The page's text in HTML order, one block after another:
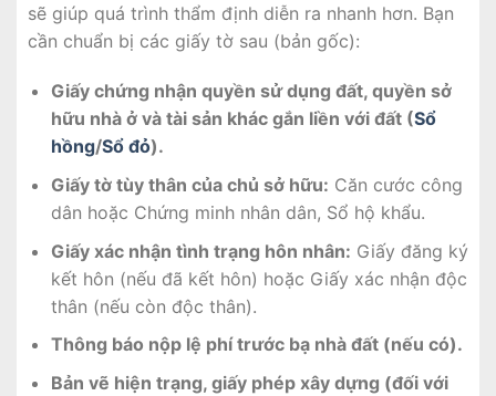
sẽ giúp quá trình thẩm định diễn ra nhanh hơn. Bạn
cần chuẩn bị các giấy tờ sau (bản gốc):
Giấy chứng nhận quyền sử dụng đất, quyền sở
hữu nhà ở và tài sản khác gắn liền với đất (Sổ
hồng/Sổ đỏ).
Giấy tờ tùy thân của chủ sở hữu: Căn cước công
dân hoặc Chứng minh nhân dân, Sổ hộ khẩu.
Giấy xác nhận tình trạng hôn nhân: Giấy đăng ký
kết hôn (nếu đã kết hôn) hoặc Giấy xác nhận độc
thân (nếu còn độc thân).
Thông báo nộp lệ phí trước bạ nhà đất (nếu có).
Bản vẽ hiện trạng, giấy phép xây dựng (đối với